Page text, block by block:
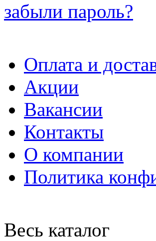
забыли пароль?
Оплата и
Акции
Вакансии
Контакты
О компании
Политика
Весь каталог